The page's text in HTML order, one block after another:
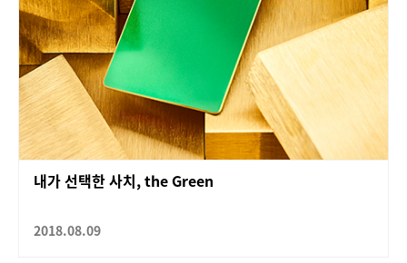
내가 선택한 사치, the Green
2018.08.09